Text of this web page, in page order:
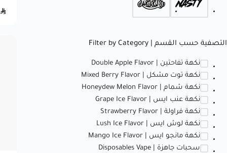
SAR
التصفية حسب القسم | Filter by Category
نكهة تفاحتين | Double Apple Flavor
نكهة توت مشكل | Mixed Berry Flavor
نكهة شمام | Honeydew Melon Flavor
نكهة عنب ايس | Grape Ice Flavor
نكهة فراولة | Strawberry Flavor
نكهة لوش ايس | Lush Ice Flavor
نكهة مانجو ايس | Mango Ice Flavor
سحبات جاهزة | Disposables Vape